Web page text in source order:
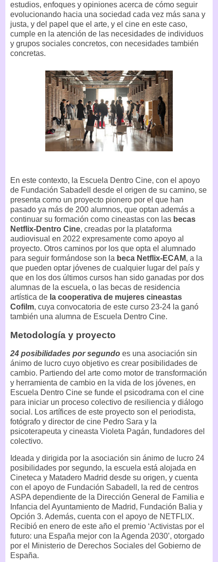
estudios, enfoques y opiniones acerca de cómo seguir
evolucionando hacia una sociedad cada vez más sana y
justa, y del papel que el arte, y el cine en este caso,
cumple en la atención de las necesidades de individuos
y grupos sociales concretos, con necesidades también
concretas.
En este contexto, la Escuela Dentro Cine, con el apoyo
de Fundación Sabadell desde el origen de su camino, se
presenta como un proyecto pionero por el que han
pasado ya más de 200 alumnos, que optan además a
continuar su formación como cineastas con las becas
Netflix-Dentro Cine, creadas por la plataforma
audiovisual en 2022 expresamente como apoyo al
proyecto. Otros caminos por los que opta el alumnado
para seguir formándose son la beca Netflix-ECAM, a la
que pueden optar jóvenes de cualquier lugar del país y
que en los dos últimos cursos han sido ganadas por dos
alumnas de la escuela, o las becas de residencia
artística de la cooperativa de mujeres cineastas
Cofilm, cuya convocatoria de este curso 23-24 la ganó
también una alumna de Escuela Dentro Cine.
Metodología y proyecto
24 posibilidades por segundo es una asociación sin
ánimo de lucro cuyo objetivo es crear posibilidades de
cambio. Partiendo del arte como motor de transformación
y herramienta de cambio en la vida de los jóvenes, en
Escuela Dentro Cine se funde el psicodrama con el cine
para iniciar un proceso colectivo de resiliencia y diálogo
social. Los artífices de este proyecto son el periodista,
fotógrafo y director de cine Pedro Sara y la
psicoterapeuta y cineasta Violeta Pagán, fundadores del
colectivo.
Ideada y dirigida por la asociación sin ánimo de lucro 24
posibilidades por segundo, la escuela está alojada en
Cineteca y Matadero Madrid desde su origen, y cuenta
con el apoyo de Fundación Sabadell, la red de centros
ASPA dependiente de la Dirección General de Familia e
Infancia del Ayuntamiento de Madrid, Fundación Balia y
Opción 3. Además, cuenta con el apoyo de NETFLIX.
Recibió en enero de este año el premio ‘Activistas por el
futuro: una España mejor con la Agenda 2030’, otorgado
por el Ministerio de Derechos Sociales del Gobierno de
España.